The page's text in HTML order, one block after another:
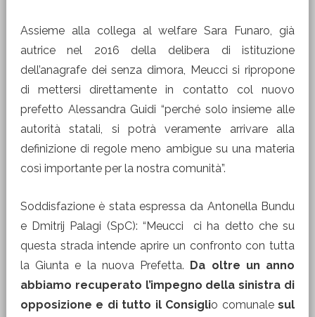
Assieme alla collega al welfare Sara Funaro, già
autrice nel 2016 della delibera di istituzione
dell’anagrafe dei senza dimora, Meucci si ripropone
di mettersi direttamente in contatto col nuovo
prefetto Alessandra Guidi “perché solo insieme alle
autorità statali, si potrà veramente arrivare alla
definizione di regole meno ambigue su una materia
così importante per la nostra comunità”.
Soddisfazione è stata espressa da Antonella Bundu
e Dmitrij Palagi (SpC): “Meucci ci ha detto che su
questa strada intende aprire un confronto con tutta
la Giunta e la nuova Prefetta. Da oltre un anno
abbiamo recuperato l’impegno della sinistra di
opposizione e di tutto il Consiglio comunalesul